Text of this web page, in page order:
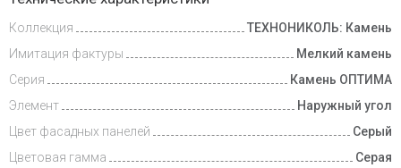
Доставка
и оплата
Коллекция
ТЕХНОНИКОЛЬ: Камень
Имитация фактуры
Мелкий камень
Серия
Камень ОПТИМА
Элемент
Наружный угол
Цвет фасадных панелей
Серый
Цветовая гамма
Серая